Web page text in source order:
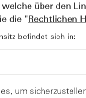
über den
die "Rechtlichen
befindet sich in:
um